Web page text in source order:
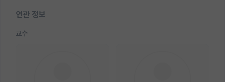
연관 정보
교수